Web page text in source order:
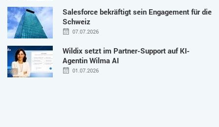
Salesforce bekräftigt sein Engagement für die
Schweiz
07.07.2026
Wildix setzt im Partner-Support auf KI-
Agentin Wilma AI
01.07.2026